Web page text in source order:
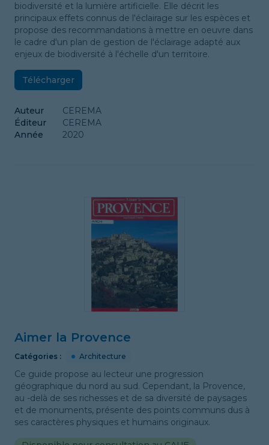
biodiversité et la lumière artificielle. Elle décrit les
principaux effets connus de l'éclairage sur les espèces et
propose des recommandations à mettre en oeuvre dans
le cadre d'un plan de gestion de l'éclairage adapté aux
enjeux de biodiversité à l'échelle d'un territoire.
Télécharger
Auteur
CEREMA
Éditeur
CEREMA
Année
2020
Aimer la Provence
Catégories : Architecture
Ce guide propose au lecteur une progression
géographique du nord au sud. Cependant, la Provence,
au -delà de ses richesses et de sa diversité de paysages
et de monuments, présente des points communs dus à
ses caractères physiques et humains originaux.